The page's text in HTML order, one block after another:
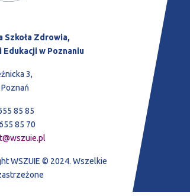
Szkoła Zdrowia,
Edukacji w Poznaniu
3,
85 85
85 70
WSZUIE © 2024. Wszelkie